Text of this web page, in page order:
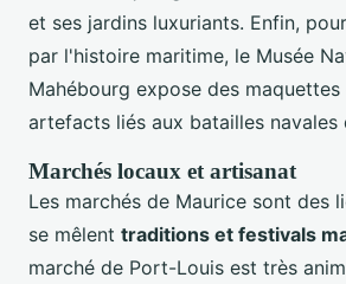
et ses jardins luxuriants. Enfin,
par l'histoire maritime, le Musée
Mahébourg expose des
artefacts liés aux batailles navales
Marchés locaux et artisanat
Les marchés de Maurice sont des
se mêlent traditions et festivals
marché de Port-Louis est très